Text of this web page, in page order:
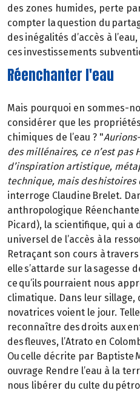
des zones humides, perte
compter la question du
des inégalités d’accès à
ces investissements
Réenchanter l'eau
Mais pourquoi en sommes-
considérer que les
chimiques de l’eau ? "
des millénaires, ce n’est pas
d’inspiration artistique,
technique, mais des histoires
interroge Claudine Brelet.
anthropologique
Picard), la scientifique, qui a
universel de l’accès à la
Retraçant son cours à
elle s’attarde sur la sagesse
ce qu’ils pourraient nous
climatique. Dans leur
novatrices voient le jour.
reconnaître des droits aux
des fleuves, l’Atrato en
Ou celle décrite par Baptiste
ouvrage Rendre l’eau à la
nous libérer du culte du